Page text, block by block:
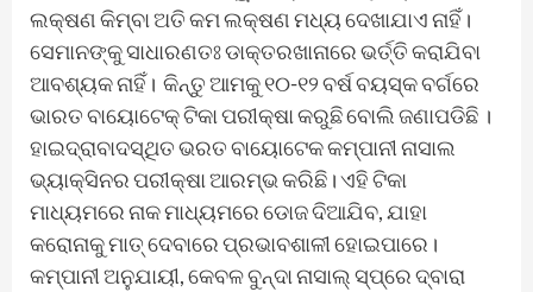
ଲକ୍ଷଣ କିମ୍ବା ଅତି କମ ଲକ୍ଷଣ ମଧ୍ୟ ଦେଖାଯାଏ ନାହିଁ।
ସେମାନଙ୍କୁ ସାଧାରଣତଃ ଡାକ୍ତରଖାନାରେ ଭର୍ତ୍ତି କରାଯିବା
ଆବଶ୍ୟକ ନାହିଁ। କିନ୍ତୁ ଆମକୁ ୧୦-୧୨ ବର୍ଷ ବୟସ୍କ ବର୍ଗରେ
ଭାରତ ବାୟୋଟେକ୍ ଟିକା ପରୀକ୍ଷା କରୁଛି ବୋଲି ଜଣାପଡିଛି ।
ହାଇଦ୍ରାବାଦସ୍ଥିତ ଭରତ ବାୟୋଟେକ କମ୍ପାନୀ ନାସାଲ
ଭ୍ୟାକ୍ସିନର ପରୀକ୍ଷା ଆରମ୍ଭ କରିଛି। ଏହି ଟିକା
ମାଧ୍ୟମରେ ନାକ ମାଧ୍ୟମରେ ଡୋଜ ଦିଆଯିବ, ଯାହା
କରୋନାକୁ ମାତ୍ ଦେବାରେ ପ୍ରଭାବଶାଳୀ ହୋଇପାରେ।
କମ୍ପାନୀ ଅନୁଯାୟୀ, କେବଳ ବୁନ୍ଦା ନାସାଲ୍ ସ୍ପ୍ରେ ଦ୍ବାରା